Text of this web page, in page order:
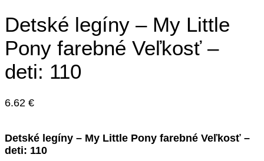
Detské legíny – My Little
Pony farebné Veľkosť –
deti: 110
6.62 €
Detské legíny – My Little Pony farebné Veľkosť –
deti: 110